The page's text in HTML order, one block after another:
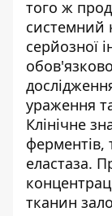
того ж
системний
серйозної
ураження
Клінічне
ферментів,
еластаза.
тканин